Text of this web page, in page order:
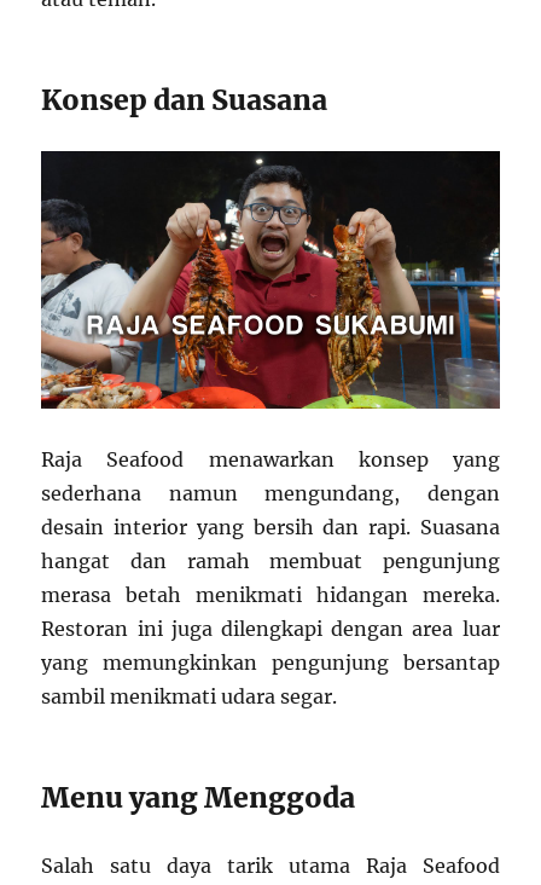
Konsep dan Suasana
Raja Seafood menawarkan konsep yang
sederhana namun mengundang, dengan
desain interior yang bersih dan rapi. Suasana
hangat dan ramah membuat pengunjung
merasa betah menikmati hidangan mereka.
Restoran ini juga dilengkapi dengan area luar
yang memungkinkan pengunjung bersantap
sambil menikmati udara segar.
Menu yang Menggoda
Salah satu daya tarik utama Raja Seafood